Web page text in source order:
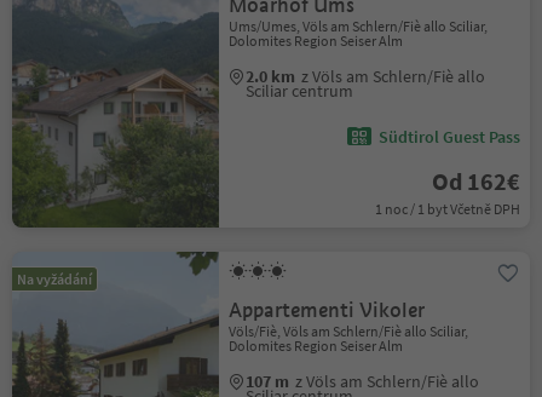
Moarhof Ums
Ums/Umes, Völs am Schlern/Fiè allo Sciliar,
Dolomites Region Seiser Alm
2.0 km z Völs am Schlern/Fiè allo
Sciliar centrum
Südtirol Guest Pass
Od 162€
1 noc / 1 byt Včetně DPH
Na vyžádání
Appartementi Vikoler
Völs/Fiè, Völs am Schlern/Fiè allo Sciliar,
Dolomites Region Seiser Alm
107 m z Völs am Schlern/Fiè allo